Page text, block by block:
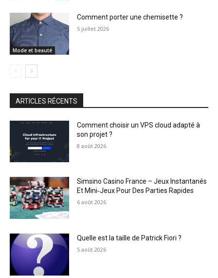
Mode et beauté
Comment porter une chemisette ?
5 juillet 2026
ARTICLES RÉCENTS
Comment choisir un VPS cloud adapté à
son projet ?
8 août 2026
Simsino Casino France – Jeux Instantanés
Et Mini‑Jeux Pour Des Parties Rapides
6 août 2026
Quelle est la taille de Patrick Fiori ?
5 août 2026